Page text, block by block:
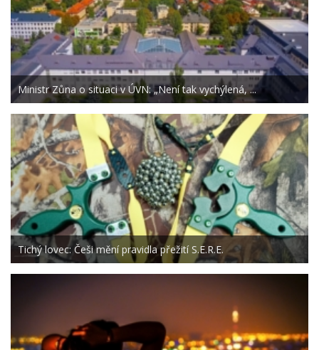
Ministr Zůna o situaci v ÚVN: „Není tak vychýlená, ...
Tichý lovec: Češi mění pravidla přežití S.E.R.E.